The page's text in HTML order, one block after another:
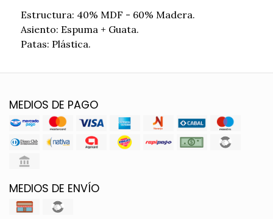
Estructura: 40% MDF - 60% Madera.
Asiento: Espuma + Guata.
Patas: Plástica.
MEDIOS DE PAGO
MEDIOS DE ENVÍO